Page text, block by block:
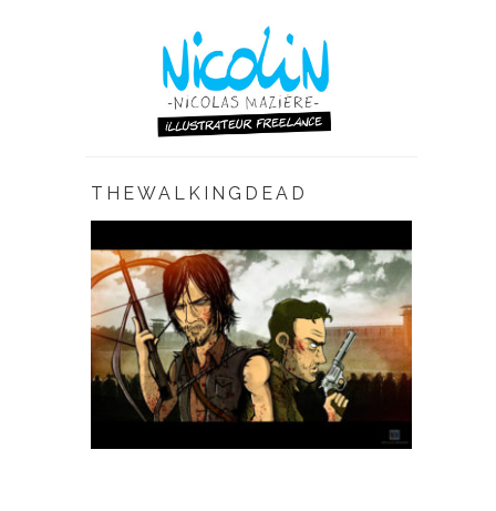
THEWALKINGDEAD